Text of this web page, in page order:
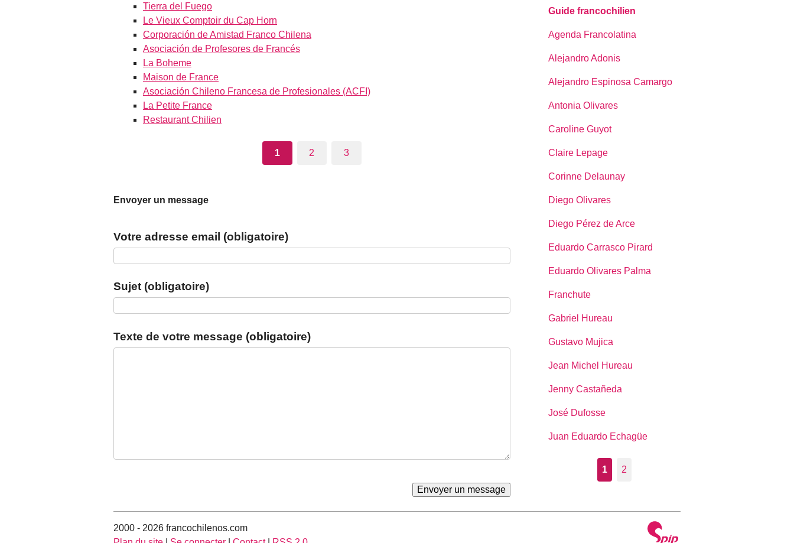
Tierra del Fuego
Le Vieux Comptoir du Cap Horn
Corporación de Amistad Franco Chilena
Asociación de Profesores de Francés
La Boheme
Maison de France
Asociación Chileno Francesa de Profesionales (ACFI)
La Petite France
Restaurant Chilien
1 2 3
Envoyer un message
Votre adresse email (obligatoire)
Sujet (obligatoire)
Texte de votre message (obligatoire)
Guide francochilien
Agenda Francolatina
Alejandro Adonis
Alejandro Espinosa Camargo
Antonia Olivares
Caroline Guyot
Claire Lepage
Corinne Delaunay
Diego Olivares
Diego Pérez de Arce
Eduardo Carrasco Pirard
Eduardo Olivares Palma
Franchute
Gabriel Hureau
Gustavo Mujica
Jean Michel Hureau
Jenny Castañeda
José Dufosse
Juan Eduardo Echagüe
1 2
2000 - 2026 francochilenos.com